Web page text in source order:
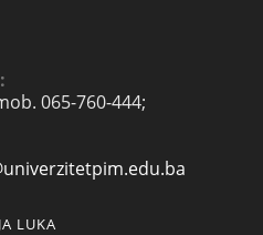
065-760-444;
LUKA